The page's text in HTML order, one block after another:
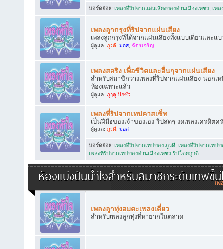
บอร์ดย่อย: เพลงที่ริปจากแผ่นเสียงของท่านเมืองเพชร เพล
เพลงลูกกรุงที่ริปจากแผ่นเสียง
เพลงลูกกรุงที่ได้จากแผ่นเสียงทั้งแบบเดี่ยวและแ
ผู้ดูแล: ภูวดี, มอส, ฉัตรเจริญ
เพลงสตริง เพื่อชีวิตและอื่นๆจากแผ่นเสียง
สำหรับสมาชิกวางเพลงที่ริปจากแผ่นเสียง นอกเ
ห้องเฉพาะแล้ว
ผู้ดูแล: ภูฤดู ปักซัว
เพลงที่ริปจากเทปคาสเซ็ท
เป็นฝีมือของเจ้าของเอง ริปสดๆ งดเพลงเครดิตค
ผู้ดูแล: ภูวดี, มอส
บอร์ดย่อย: เพลงที่ริปจากเทปของ ภูวดี เพลงที่ริปจากเทป
เพลงที่ริปจากเทปของท่านเมืองเพชร ริปโดยภูวดี
ห้องแบ่งปันน้ำใจสำหรับสมาชิกระดับเทพขึ้น
เพลงลูกทุ่งอมตะเพลงเดี่ยว
สำหรับเพลงลูกทุ่งที่หายากในตลาด